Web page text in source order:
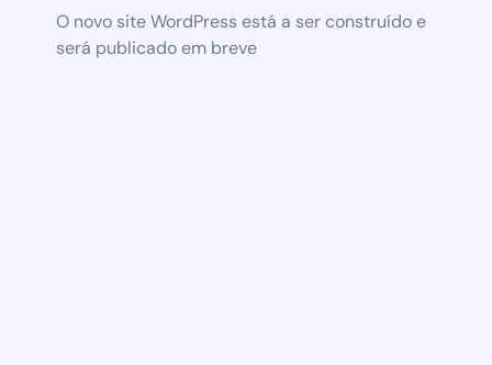
O novo site WordPress está a ser construído e
será publicado em breve